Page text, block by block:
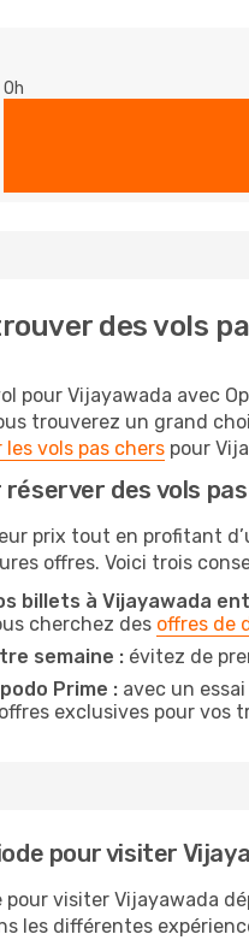
0h
des vols
pour Vijayawada avec
trouverez un grand
les vols pas chers pour
des vols
prix tout en profitant
offres. Voici trois
billets à Vijayawada
cherchez des offres de
semaine : évitez de
Prime : avec un
exclusives pour vos
pour visiter
pour visiter Vijayawada
les différentes